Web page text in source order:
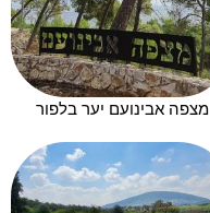
מצפה אבינועם יער בלפור